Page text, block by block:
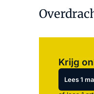
Krijg
Lees 1